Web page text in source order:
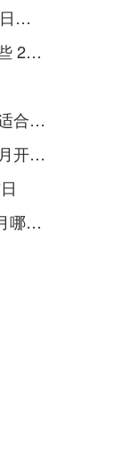
2026年2月移财神吉日 2026年2月26日财神方
2026年3月适合开业的黄道吉日有哪些 2026年3月适合开业的日子
2026年6月上学吉日 2026年6月哪天适合升学宴
2026年2月开荤吉日一览表 2026年2月开学时间
2026年农历十月份装修吉日 农历10月哪天装修吉日